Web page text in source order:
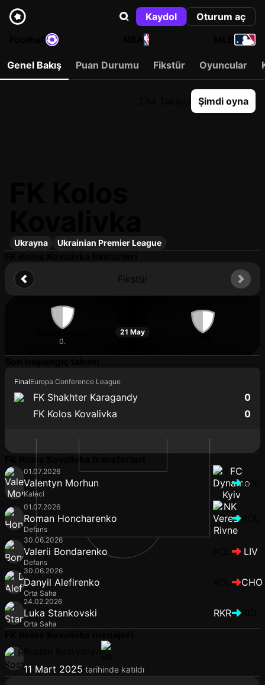
Kaydol
Oturum aç
NBA
Genel Bakış Puan Durumu Fikstür Oyuncular
Şimdi oyna
Ukrayna Ukrainian Premier League
Fikstür
0.
21 May
FinalEuropa Conference League
FK Shakhter Karagandy
0
0
FK Kolos Kovalivka
01.07.2026
Valentyn Morhun
Kaleci
KOL
01.07.2026
Roman Honcharenko
Defans
30.06.2026
Valerii Bondarenko
Defans
LIV
30.06.2026
Danyil Alefirenko
Orta Saha
CHO
24.02.2026
Luka Stankovski
Orta Saha
RKR
11 Mart 2025 tarihinde katıldı